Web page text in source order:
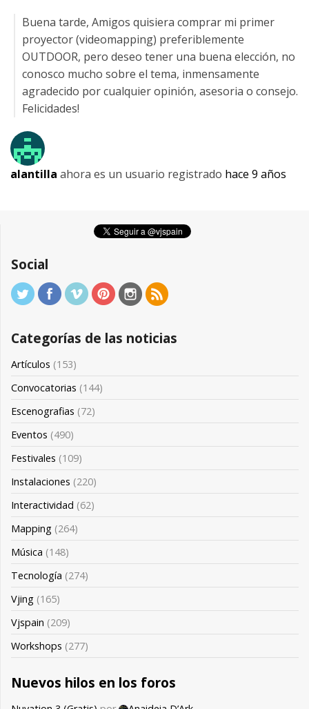
Buena tarde, Amigos quisiera comprar mi primer
proyector (videomapping) preferiblemente
OUTDOOR, pero deseo tener una buena elección, no
conosco mucho sobre el tema, inmensamente
agradecido por cualquier opinión, asesoria o consejo.
Felicidades!
alantilla ahora es un usuario registrado hace 9 años
Social
Categorías de las noticias
Artículos (153)
Convocatorias (144)
Escenografias (72)
Eventos (490)
Festivales (109)
Instalaciones (220)
Interactividad (62)
Mapping (264)
Música (148)
Tecnología (274)
Vjing (165)
Vjspain (209)
Workshops (277)
Nuevos hilos en los foros